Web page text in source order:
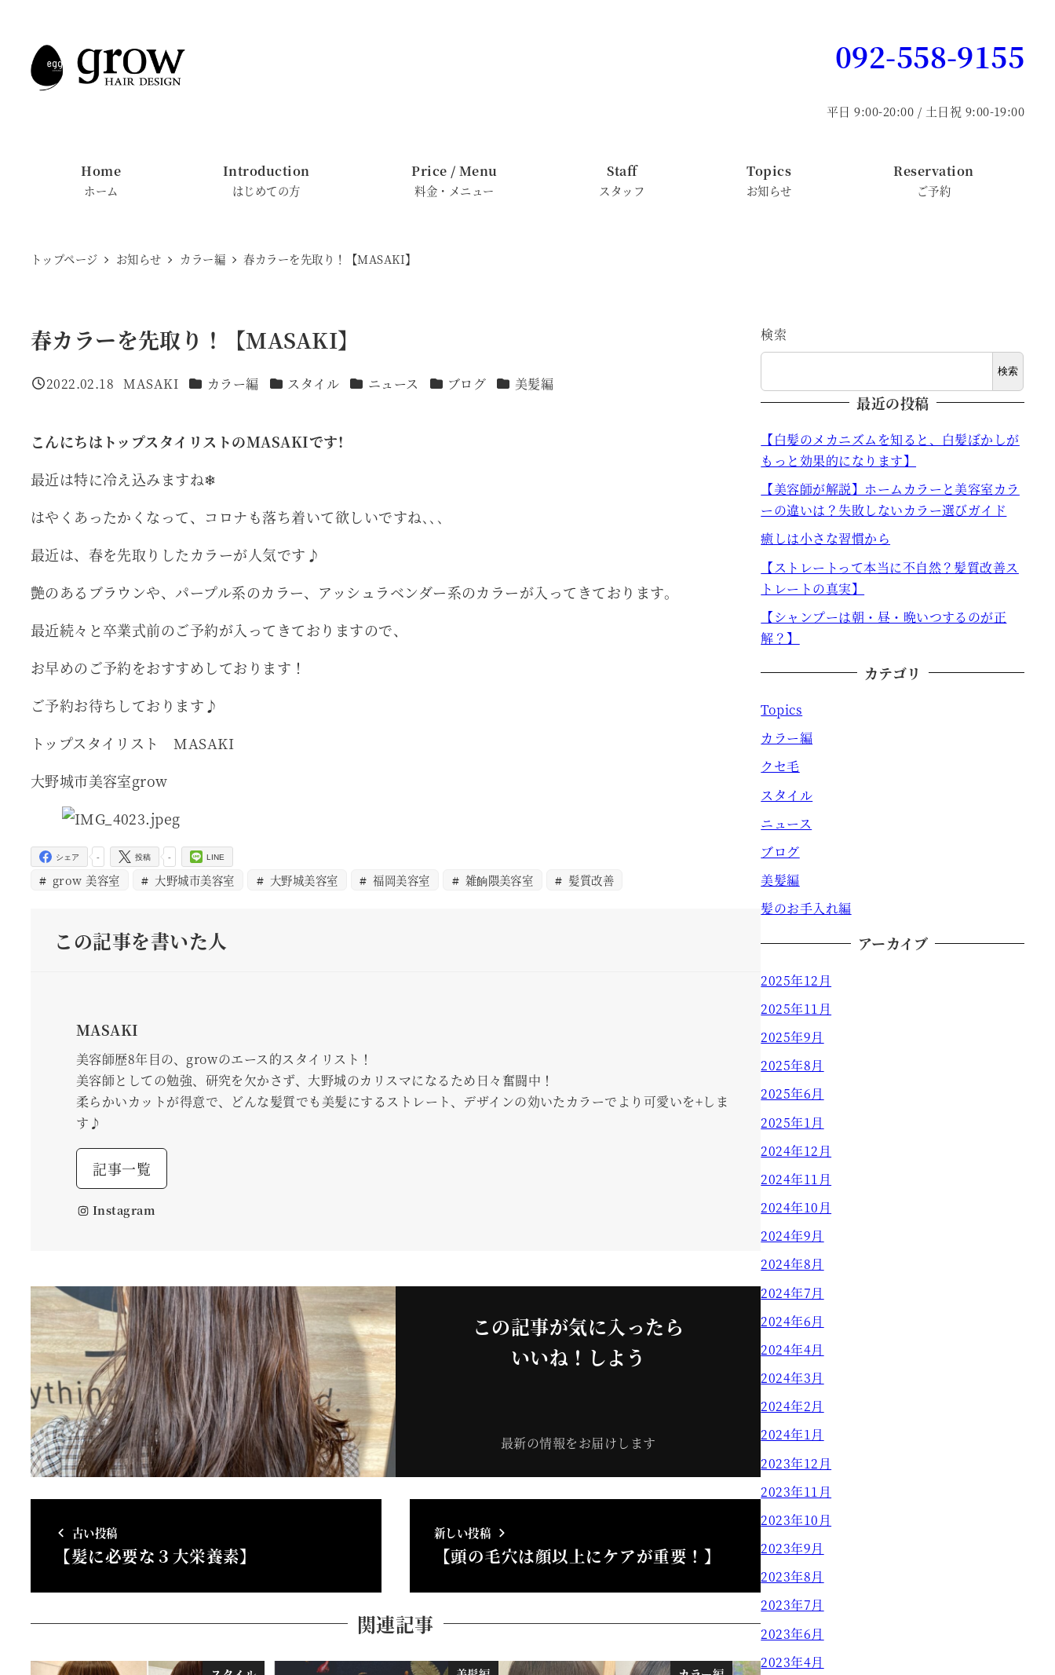
092-558-9155
平日 9:00-20:00 / 土日祝 9:00-19:00
Home
ホーム
Introduction
はじめての方
Price / Menu
料金・メニュー
Staff
スタッフ
Topics
お知らせ
Reservation
ご予約
トップページ お知らせ カラー編 春カラーを先取り！【MASAKI】
春カラーを先取り！【MASAKI】
投稿日
2022.02.18
著
MASAKI カテゴリー
カラー編 カテゴリー
スタイル カテゴリー
ニュース カテゴリー
ブログ カテゴリー
美髪編
こんにちはトップスタイリストのMASAKIです!
最近は特に冷え込みますね❄︎
はやくあったかくなって、コロナも落ち着いて欲しいですね､､､
最近は、春を先取りしたカラーが人気です♪
艶のあるブラウンや、パープル系のカラー、アッシュラベンダー系のカラーが入ってきております。
最近続々と卒業式前のご予約が入ってきておりますので、
お早めのご予約をおすすめしております！
ご予約お待ちしております♪
トップスタイリスト MASAKI
大野城市美容室grow
-
シェア -
投稿 LINE
grow 美容室 大野城市美容室 大野城美容室 福岡美容室 雑餉隈美容室 髪質改善
この記事を書いた人
MASAKI
美容師歴8年目の、growのエース的スタイリスト！
美容師としての勉強、研究を欠かさず、大野城のカリスマになるため日々奮闘中！
柔らかいカットが得意で、どんな髪質でも美髪にするストレート、デザインの効いたカラーでより可愛いを+しま
す♪
記事一覧
Instagram
この記事が気に入ったら
いいね！しよう
最新の情報をお届けします
古い投稿
【髪に必要な３大栄養素】
新しい投稿
【頭の毛穴は顔以上にケアが重要！】
関連記事
検索
検索
最近の投稿
【白髪のメカニズムを知ると、白髪ぼかしが
もっと効果的になります】
【美容師が解説】ホームカラーと美容室カラ
ーの違いは？失敗しないカラー選びガイド
癒しは小さな習慣から
【ストレートって本当に不自然？髪質改善ス
トレートの真実】
【シャンプーは朝・昼・晩いつするのが正
解？】
カテゴリ
Topics
カラー編
クセ毛
スタイル
ニュース
ブログ
美髪編
髪のお手入れ編
アーカイブ
2025年12月
2025年11月
2025年9月
2025年8月
2025年6月
2025年1月
2024年12月
2024年11月
2024年10月
2024年9月
2024年8月
2024年7月
2024年6月
2024年4月
2024年3月
2024年2月
2024年1月
2023年12月
2023年11月
2023年10月
2023年9月
2023年8月
2023年7月
2023年6月
2023年4月